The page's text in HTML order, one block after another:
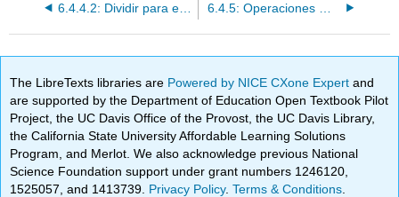
6.4.4.2: Dividir para encontrar el peso en gramos o kilogramos
The LibreTexts libraries are Powered by NICE CXone Expertand
are supported by the Department of Education Open Textbook Pilot
Project, the UC Davis Office of the Provost, the UC Davis Library,
the California State University Affordable Learning Solutions
Program, and Merlot. We also acknowledge previous National
Science Foundation support under grant numbers 1246120,
1525057, and 1413739. Privacy Policy.Terms & Conditions